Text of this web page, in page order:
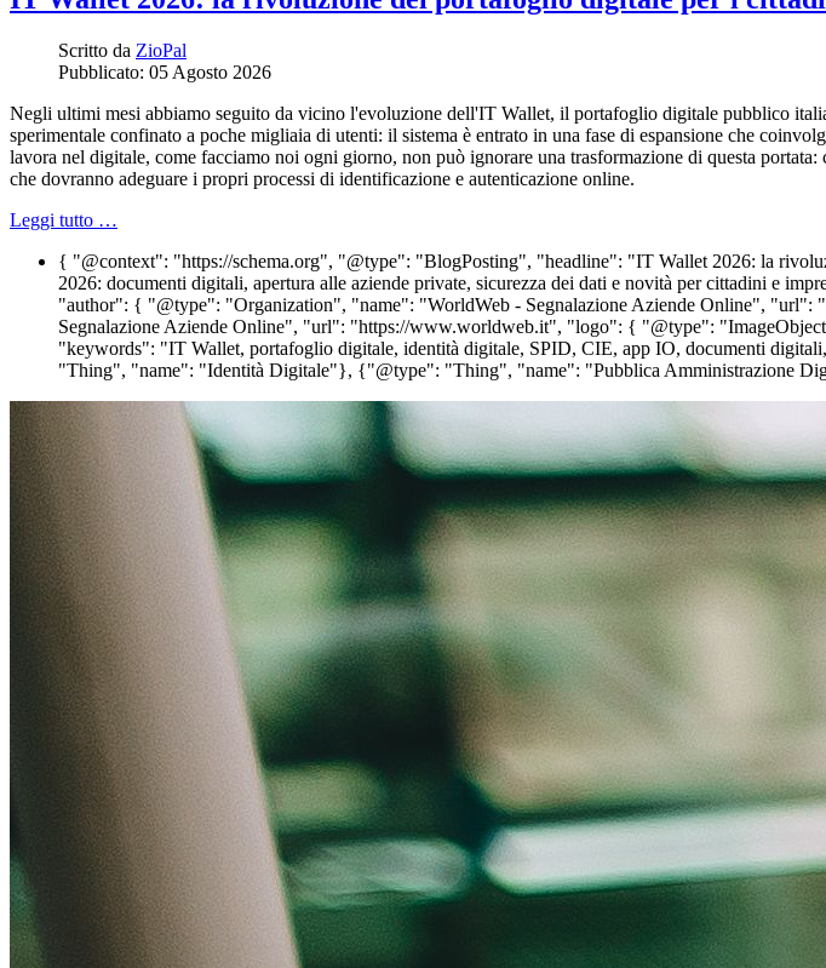
Scritto da ZioPal
Pubblicato: 05 Agosto 2026
Negli ultimi mesi abbiamo seguito da vicino l'evoluzione dell'IT Wallet, il portafoglio digitale pubblico
sperimentale confinato a poche migliaia di utenti: il sistema è entrato in una fase di espansione che
lavora nel digitale, come facciamo noi ogni giorno, non può ignorare una trasformazione di questa
che dovranno adeguare i propri processi di identificazione e autenticazione online.
Leggi tutto …
{ "@context": "https://schema.org", "@type": "BlogPosting", "headline": "IT Wallet 2026: la
2026: documenti digitali, apertura alle aziende private, sicurezza dei dati e novità per cittadini e
"author": { "@type": "Organization", "name": "WorldWeb - Segnalazione Aziende Online",
Segnalazione Aziende Online", "url": "https://www.worldweb.it", "logo": { "@type":
"keywords": "IT Wallet, portafoglio digitale, identità digitale, SPID, CIE, app IO, documenti
"Thing", "name": "Identità Digitale"}, {"@type": "Thing", "name": "Pubblica Amministrazione